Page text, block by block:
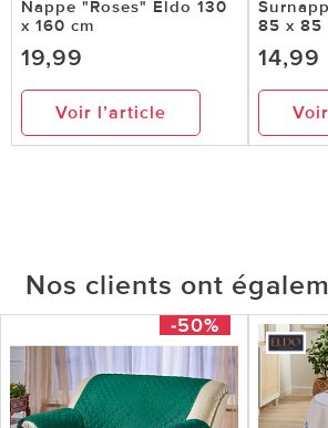
Nappe "Roses" Eldo 130
x 160 cm
19,99
Voir l’article
85 x 85
14,99
Nos clients ont
-50%